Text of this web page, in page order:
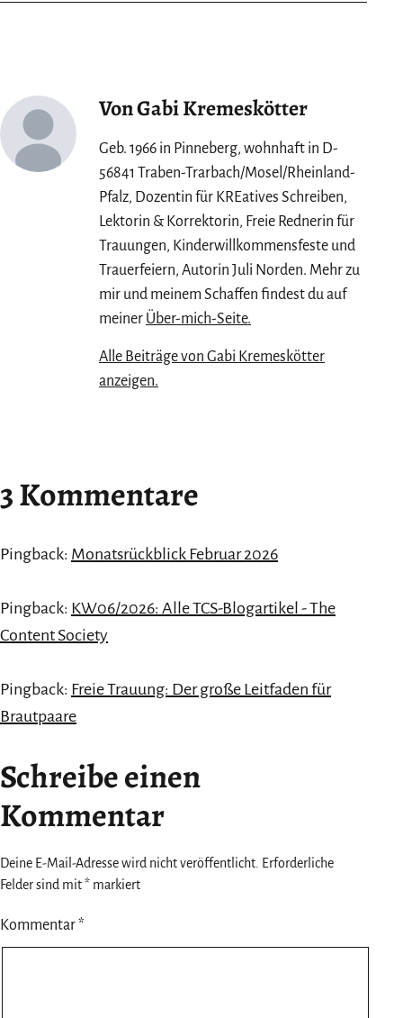
Von Gabi Kremeskötter
Geb. 1966 in Pinneberg, wohnhaft in D-
56841 Traben-Trarbach/Mosel/Rheinland-
Pfalz, Dozentin für KREatives Schreiben,
Lektorin & Korrektorin, Freie Rednerin für
Trauungen, Kinderwillkommensfeste und
Trauerfeiern, Autorin Juli Norden. Mehr zu
mir und meinem Schaffen findest du auf
meiner Über-mich-Seite.
Alle Beiträge von Gabi Kremeskötter
anzeigen.
3 Kommentare
Pingback: Monatsrückblick Februar 2026
Pingback: KW06/2026: Alle TCS-Blogartikel - The
Content Society
Pingback: Freie Trauung: Der große Leitfaden für
Brautpaare
Schreibe einen
Kommentar
Deine E-Mail-Adresse wird nicht veröffentlicht. Erforderliche
Felder sind mit* markiert
Kommentar*